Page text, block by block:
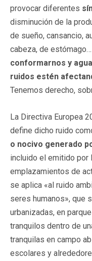
provocar diferentes
disminución de la
de sueño, cansancio,
cabeza, de estómago…
conformarnos y
ruidos estén
Tenemos derecho,
La Directiva Europea
define dicho ruido
o nocivo generado
incluido el emitido
emplazamientos de
se aplica «al ruido
seres humanos», que
urbanizadas, en
tranquilos dentro de
tranquilas en campo
escolares y